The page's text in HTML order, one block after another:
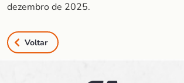
dezembro de 2025.
Voltar